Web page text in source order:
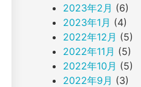
2023年2月 (6)
2023年1月 (4)
2022年12月 (5)
2022年11月 (5)
2022年10月 (5)
2022年9月 (3)